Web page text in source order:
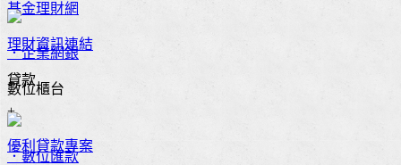
．企業網銀
數位櫃台
．數位匯款
基金理財網
理財資訊連結
貸款
+
優利貸款專案